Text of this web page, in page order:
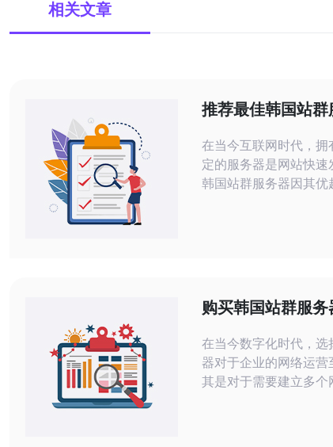
相关文章
推荐最佳韩国站群
在当今互联网时代，拥
定的服务器是网站快速
韩国站群服务器因其优
轻松上手。 1. 选择合适的韩国站群服
务器
购买韩国站群服务
在当今数字化时代，选
器对于企业的网络运营
其是对于需要建立多个